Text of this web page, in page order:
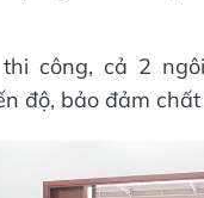
công, cả 2
độ, bảo đảm chất